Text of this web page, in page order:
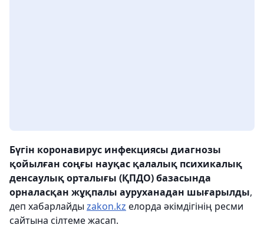
Бүгін коронавирус инфекциясы диагнозы
қойылған соңғы науқас қалалық психикалық
денсаулық орталығы (ҚПДО) базасында
орналасқан жұқпалы ауруханадан шығарылды,
деп хабарлайды zakon.kz елорда әкімдігінің ресми
сайтына сілтеме жасап.